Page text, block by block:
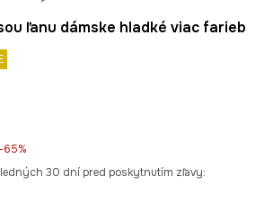
ľanu dámske hladké viac farieb
-65%
30 dní pred poskytnutím zľavy: